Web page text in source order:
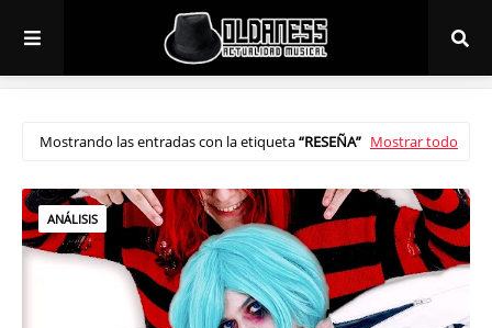
Mostrando las entradas con la etiqueta RESEÑA Mostrar todo
ANÁLISIS